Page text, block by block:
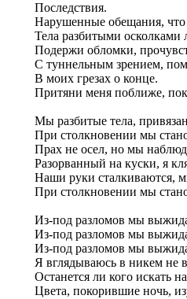
Последствия.
Нарушенные обещания,
Тела разбитыми осколками
Подержи обломки,
С туннельным зрением,
В моих грезах о конце.
Притяни меня поближе,
Мы разбитые тела,
При столкновении мы
Прах не осел, но мы
Разорванный на куски, я
Наши руки сталкиваются,
При столкновении мы
Из-под разломов мы
Из-под разломов мы
Из-под разломов мы
Я вглядываюсь в никем не
Останется ли кого искать
Цвета, покорившие ночь,